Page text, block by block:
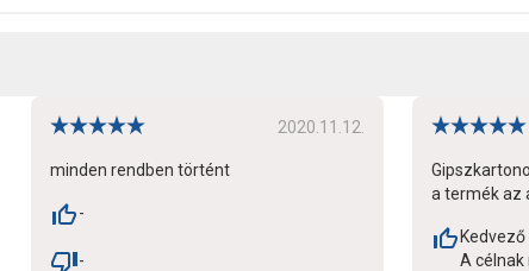
2020.11.12.
minden rendben történt
-
-
a termék az
A